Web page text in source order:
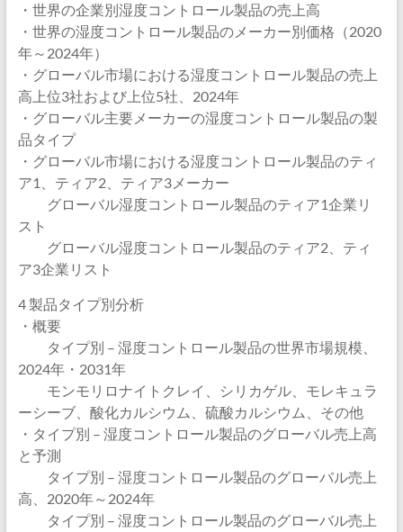
・世界の企業別湿度コントロール製品の売上高
・世界の湿度コントロール製品のメーカー別価格（2020
年～2024年）
・グローバル市場における湿度コントロール製品の売上
高上位3社および上位5社、2024年
・グローバル主要メーカーの湿度コントロール製品の製
品タイプ
・グローバル市場における湿度コントロール製品のティ
ア1、ティア2、ティア3メーカー
グローバル湿度コントロール製品のティア1企業リ
スト
グローバル湿度コントロール製品のティア2、ティ
ア3企業リスト
4 製品タイプ別分析
・概要
タイプ別 – 湿度コントロール製品の世界市場規模、
2024年・2031年
モンモリロナイトクレイ、シリカゲル、モレキュラ
ーシーブ、酸化カルシウム、硫酸カルシウム、その他
・タイプ別 – 湿度コントロール製品のグローバル売上高
と予測
タイプ別 – 湿度コントロール製品のグローバル売上
高、2020年～2024年
タイプ別 – 湿度コントロール製品のグローバル売上